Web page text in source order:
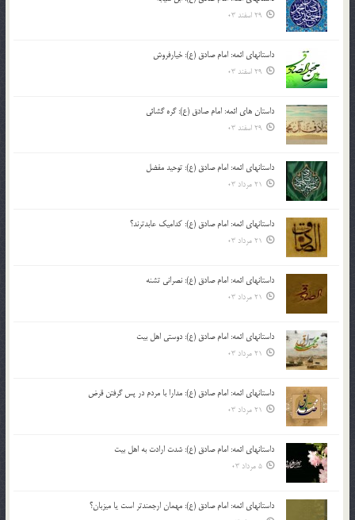
29 اسفند 03
داستانهای ائمه: امام صادق (ع): خیارفروش
29 اسفند 03
داستان های ائمه: امام صادق (ع): گره گشائی
29 اسفند 03
داستانهای ائمه: امام صادق (ع): توحید مفضل
21 مرداد 03
داستانهای ائمه: امام صادق (ع): کدامیک عابدترند؟
21 مرداد 03
داستانهای ائمه: امام صادق (ع): نصرانی تشنه
21 مرداد 03
داستانهای ائمه: امام صادق (ع): دوستی اهل بیت
21 مرداد 03
داستانهای ائمه: امام صادق (ع): مدارا با مردم در پس گرفتن قرض
21 مرداد 03
داستانهای ائمه: امام صادق (ع): شدت ارادت به اهل بیت
5 مرداد 03
داستانهای ائمه: امام صادق (ع): مهمان ارجمندتر است یا میزبان؟